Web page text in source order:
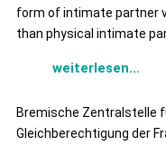
form of intimate partner
than physical intimate
weiterlesen...
Bremische Zentralstelle
Gleichberechtigung der